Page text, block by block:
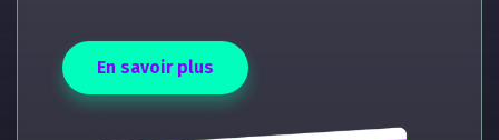
En savoir plus